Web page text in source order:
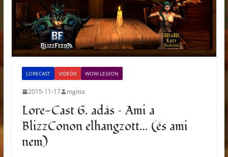
LORECAST VIDEÓK WOW:LEGION
2015-11-17 mgitta
Lore-Cast 6. adás – Ami a
BlizzConon elhangzott… (és ami
nem)